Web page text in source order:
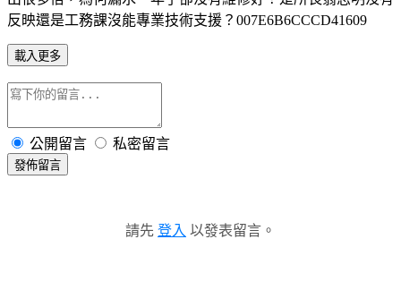
反映還是工務課沒能專業技術支援？007E6B6CCCD41609
載入更多
公開留言 私密留言
發佈留言
請先 登入 以發表留言。